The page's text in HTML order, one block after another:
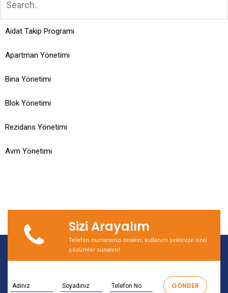
Aidat Takip Programı
Apartman Yönetimi
Bina Yönetimi
Blok Yönetimi
Rezidans Yönetimi
Avm Yönetimi
Sizi Arayalım
Telefon numaranızı bırakın, kullanım şeklinize özel
çözümler sunalım!